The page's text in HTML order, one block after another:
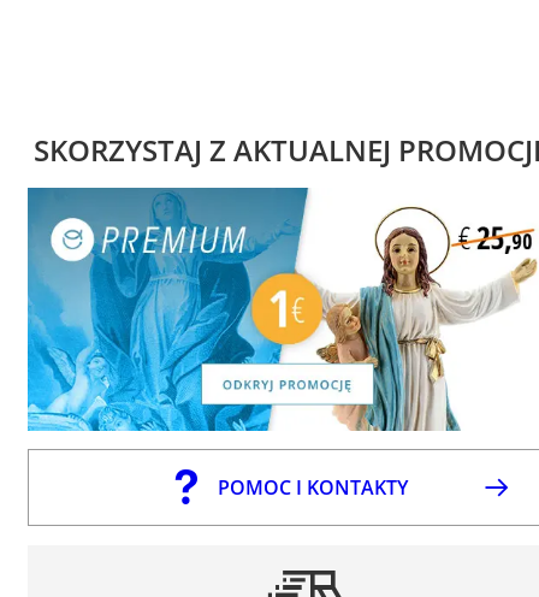
SKORZYSTAJ Z AKTUALNEJ
POMOC I KONTAKTY